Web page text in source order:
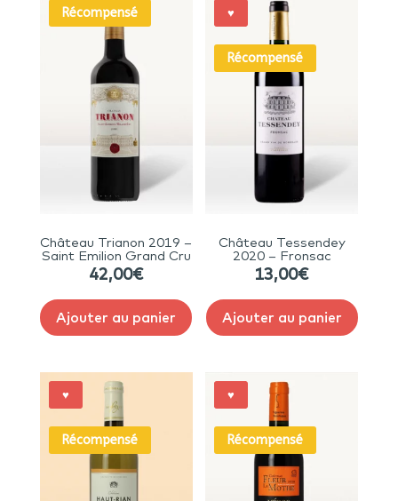
Récompensé
Château Trianon 2019 –
Saint Emilion Grand Cru
42,00€
Ajouter au panier
♥
Récompensé
Château Tessendey
2020 – Fronsac
13,00€
Ajouter au panier
♥
Récompensé
♥
Récompensé